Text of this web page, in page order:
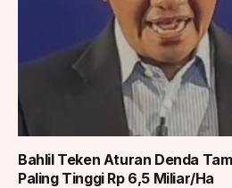
Bahlil Teken Aturan Denda
Paling Tinggi Rp 6,5 Miliar/Ha